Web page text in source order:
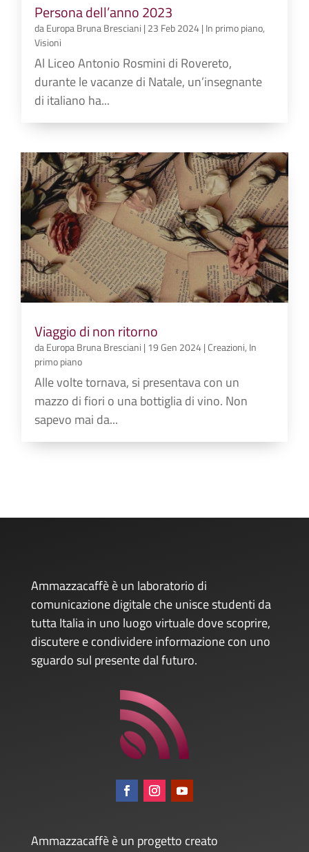
Persona dell’anno 2023
daEuropa Bruna Bresciani | 23 Feb 2024| In primo piano,
Visioni
Al Liceo Antonio Rosmini di Rovereto,
durante le vacanze di Natale, un’insegnante
di italiano ha...
Viaggio di non ritorno
daEuropa Bruna Bresciani | 19 Gen 2024|Creazioni, In
primo piano
Alle volte tornava, si presentava con un
mazzo di fiori o una bottiglia di vino. Non
sapevo mai da...
Ammazzacaffè è un laboratorio di
comunicazione digitale che unisce studenti da
tutta Italia in uno luogo virtuale dove scoprire,
discutere e condividere informazione con uno
sguardo sul presente dal futuro.
Ammazzacaffè è un progetto creato